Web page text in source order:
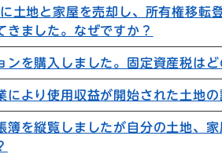
土地と家屋を売却し、所有権移転
きました。なぜですか？
ンを購入しました。固定資産税は
により使用収益が開始された土地
簿を縦覧しましたが自分の土地、